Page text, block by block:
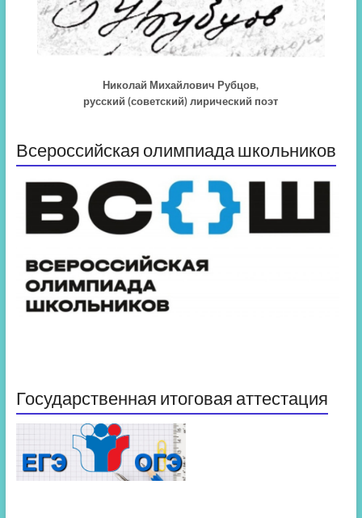
Николай Михайлович Рубцов,
русский (советский) лирический поэт
Всероссийская олимпиада школьников
Государственная итоговая аттестация